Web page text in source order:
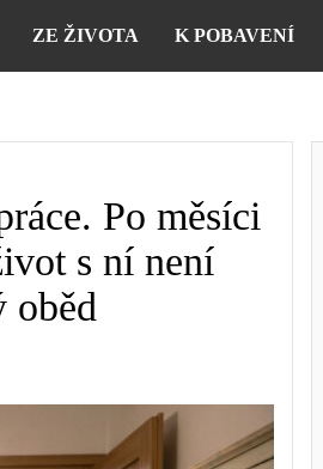
ZE ŽIVOTA K POBAVENÍ
Po měsíci
s ní není
oběd